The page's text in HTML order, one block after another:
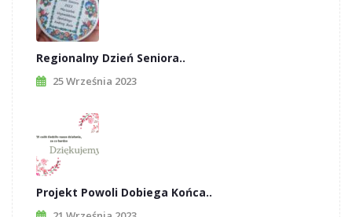
Regionalny Dzień Seniora..
25 Września 2023
Projekt Powoli Dobiega Końca..